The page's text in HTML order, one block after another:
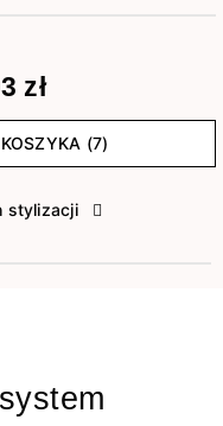
zł
(7)
stylizacji